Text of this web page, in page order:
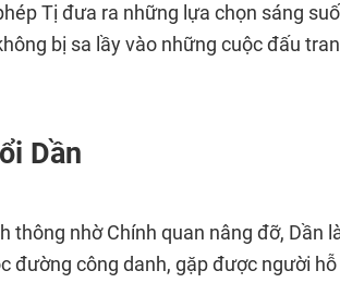
Tị đưa ra những lựa chọn sáng
bị sa lầy vào những cuộc đấu
Dần
thông nhờ Chính quan nâng đỡ, Dần
đường công danh, gặp được người